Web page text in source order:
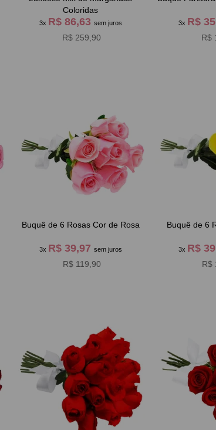
Coloridas
3x R$ 86,63 sem juros
R$ 259,90
3x R$
R$
Buquê de 6 Rosas Cor de Rosa
3x R$ 39,97 sem juros
R$ 119,90
Buquê de 6
3x R$
R$